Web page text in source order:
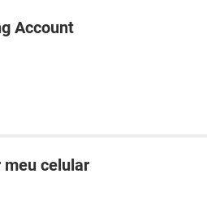
Account
meu celular